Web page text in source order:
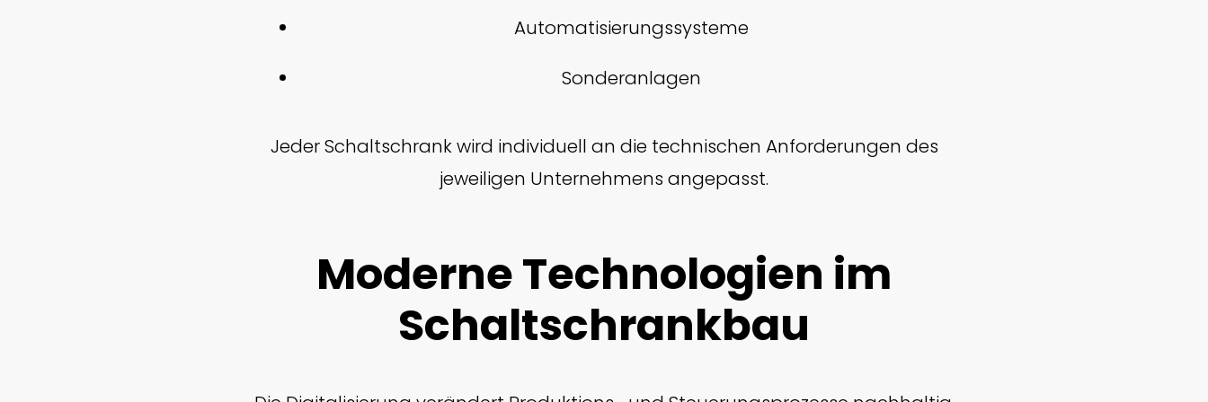
Automatisierungssysteme
Sonderanlagen
Jeder Schaltschrank wird individuell an die technischen Anforderungen des
jeweiligen Unternehmens angepasst.
Moderne Technologien im
Schaltschrankbau